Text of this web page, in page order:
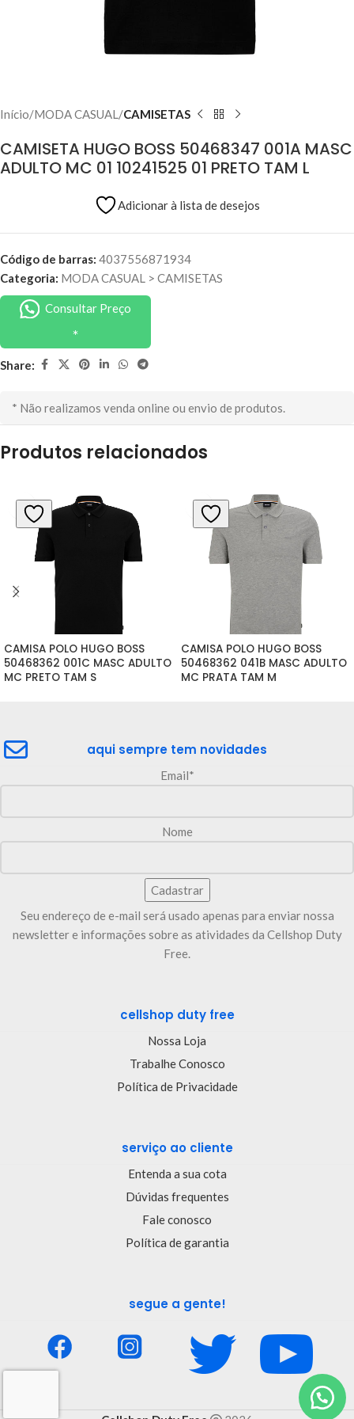
Início MODA CASUAL CAMISETAS
CAMISETA HUGO BOSS 50468347 001A MASC
ADULTO MC 01 10241525 01 PRETO TAM L
Adicionar à lista de desejos
Código de barras: 4037556871934
Categoria: MODA CASUAL > CAMISETAS
Consultar Preço
Share:
* Não realizamos venda online ou envio de produtos.
Produtos relacionados
CAMISA POLO HUGO BOSS
50468362 001C MASC ADULTO
MC PRETO TAM S
CAMISA POLO HUGO BOSS
50468362 041B MASC ADULTO
MC PRATA TAM M
aqui sempre tem novidades
Email*
Nome
Seu endereço de e-mail será usado apenas para enviar nossa
newsletter e informações sobre as atividades da Cellshop Duty
Free.
cellshop duty free
Nossa Loja
Trabalhe Conosco
Política de Privacidade
serviço ao cliente
Entenda a sua cota
Dúvidas frequentes
Fale conosco
Política de garantia
segue a gente!